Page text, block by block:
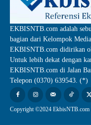
EKBISNTB.com adalah
bagian dari Kelompok
EKBISNTB.com didirikan
Untuk lebih dekat dengan
EKBISNTB.com di Jalan
Telepon (0370) 639543. (*)
Copyright ©2024 EkbisNTB.com